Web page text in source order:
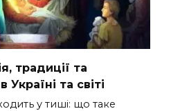
традиції та
Україні та світі
у тиші: що таке